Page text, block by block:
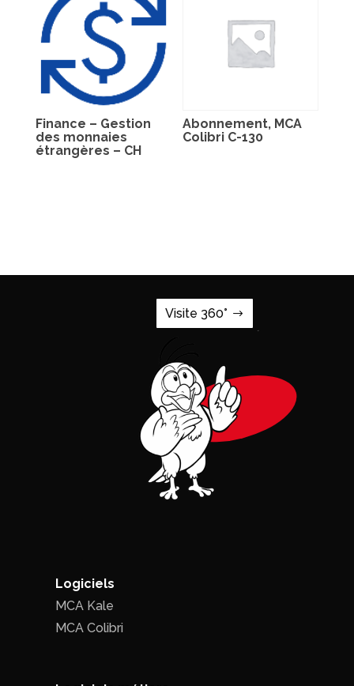
Finance – Gestion
des monnaies
étrangères – CH
Abonnement, MCA
Colibri C-130
Visite 360°
Logiciels
MCA Kale
MCA Colibri